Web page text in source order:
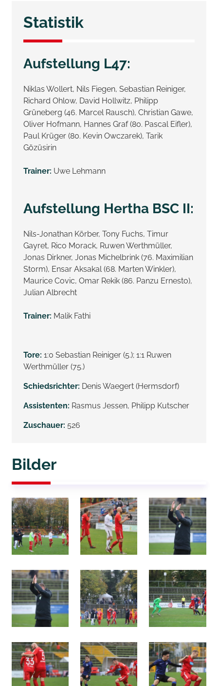
Statistik
Aufstellung L47:
Niklas Wollert, Nils Fiegen, Sebastian Reiniger,
Richard Ohlow, David Hollwitz, Philipp
Grüneberg (46. Marcel Rausch), Christian Gawe,
Oliver Hofmann, Hannes Graf (80. Pascal Eifler),
Paul Krüger (80. Kevin Owczarek), Tarik
Gözüsirin
Trainer: Uwe Lehmann
Aufstellung Hertha BSC II:
Nils-Jonathan Körber, Tony Fuchs, Timur
Gayret, Rico Morack, Ruwen Werthmüller,
Jonas Dirkner, Jonas Michelbrink (76. Maximilian
Storm), Ensar Aksakal (68. Marten Winkler),
Maurice Covic, Omar Rekik (86. Panzu Ernesto),
Julian Albrecht
Trainer: Malik Fathi
Tore: 1:0 Sebastian Reiniger (5.); 1:1 Ruwen
Werthmüller (75.)
Schiedsrichter: Denis Waegert (Hermsdorf)
Assistenten: Rasmus Jessen, Philipp Kutscher
Zuschauer: 526
Bilder